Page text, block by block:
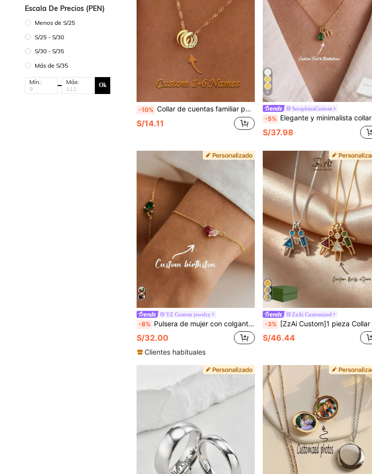
Escala De Precios (PEN)
Menos de S/25
S/25 - S/30
S/30 - S/35
Más de S/35
Mín.: Máx: Ok
-10% Collar de cuentas familiar personalizado con nombre, collar de cuentas personalizado para mamá, joyería de flores de nacimiento con múltiples círculos
S/14.11
4
SeraphinaCustom
-5% Elegante y minimalista collar rectangular con 12 colores de piedras de nacimiento y colgante personalizable con inicial, material de acero inoxidable, accesorio de moda unisex, regalo ideal para ella/él, novio/novia, padres, familia, amigos en aniversario, cumpleaños, graduación, baile de graduación, fiesta
S/37.98
YZ Custom jewelry
-8% Pulsera de mujer con colgante de corazón de doble piedra de nacimiento personalizada, regalo de joyería para mamá, elegante y romántica, adecuada para el Día de San Valentín, el Día de la Madre, el verano, resistente al agua
S/32.00
Clientes habituales
ZzAi Customized
-3% [ZzAi Custom]1 pieza Collar con colgante de piedra de cumpleaños personalizado, collar ovalado, muñeca niño/niña, collar de piedra de cumpleaños familiar, regalo de cumpleaños, regalo del Día de la Madre para mujeres
S/46.44